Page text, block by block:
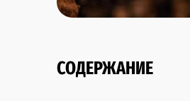
СОДЕРЖАНИЕ